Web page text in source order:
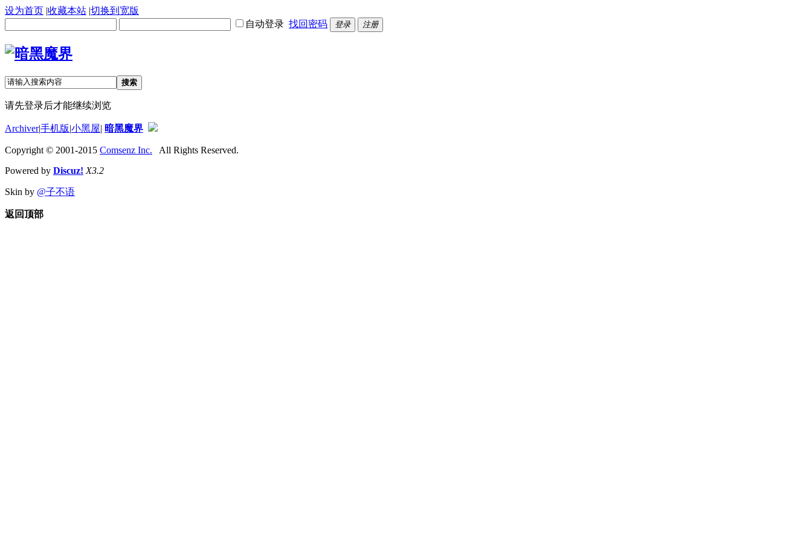
设为首页 |收藏本站 |切换到宽版
自动登录 找回密码 登录 注册
搜索
请先登录后才能继续浏览
Archiver|手机版|小黑屋| 暗黑魔界
Copyright © 2001-2015 Comsenz Inc. All Rights Reserved.
Powered by Discuz! X3.2
Skin by @子不语
返回顶部